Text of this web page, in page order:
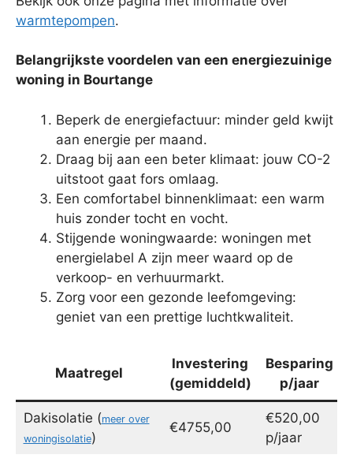
warmtepompen.
Belangrijkste voordelen van een energiezuinige
woning in Bourtange
Beperk de energiefactuur: minder geld kwijt
aan energie per maand.
Draag bij aan een beter klimaat: jouw CO-2
uitstoot gaat fors omlaag.
Een comfortabel binnenklimaat: een warm
huis zonder tocht en vocht.
Stijgende woningwaarde: woningen met
energielabel A zijn meer waard op de
verkoop- en verhuurmarkt.
Zorg voor een gezonde leefomgeving:
geniet van een prettige luchtkwaliteit.
Maatregel
Investering
(gemiddeld)
Besparing
p/jaar
Dakisolatie (meer over
woningisolatie)
€4755,00
€520,00
p/jaar